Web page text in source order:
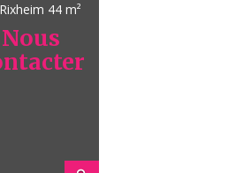
44 m²
Nous